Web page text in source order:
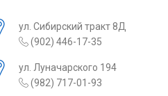
ул. Сибирский тракт 8Д
(902) 446-17-35
ул. Луначарского 194
(982) 717-01-93